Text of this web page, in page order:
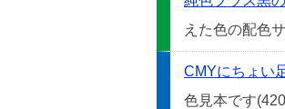
えた色の配色
CMYにちょい
色見本です